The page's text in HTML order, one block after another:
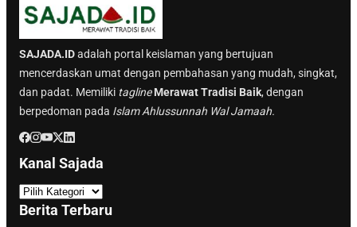
SAJADA.IDadalah portal keislaman yang bertujuan
mencerdaskan umat dengan pembahasan yang mudah, singkat,
dan padat. Memiliki tagline Merawat Tradisi Baik, dengan
berpedoman pada Islam Ahlussunnah Wal Jamaah.
Kanal Sajada
a
n
Berita Terbaru